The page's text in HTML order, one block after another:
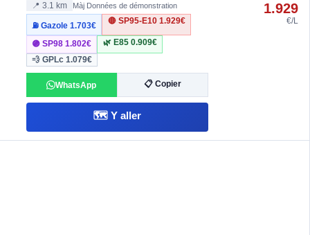
📍 3.1 km Màj Données de démonstration
⛽ Gazole1.703€
🔴 SP95-E10 1.929€
🟣 SP981.802€ 🌿 E85 0.909€
💨 GPLc1.079€
WhatsApp 📋 Copier
🗺️ Y aller
1.929
€/L